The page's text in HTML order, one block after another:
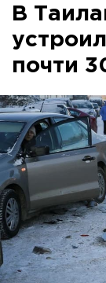
В
почти